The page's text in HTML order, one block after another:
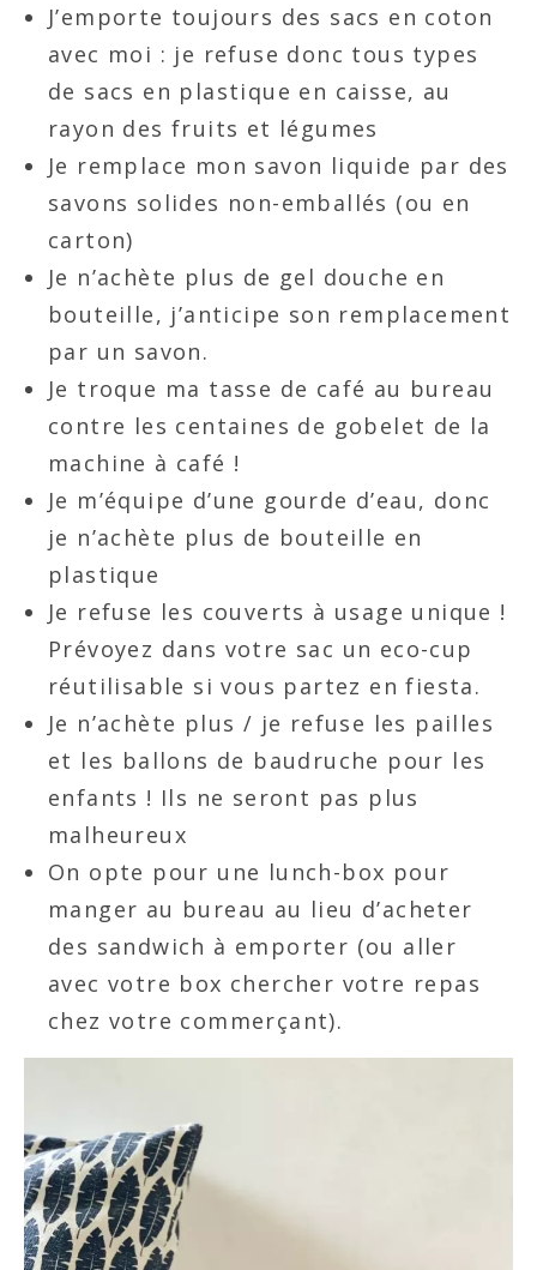
J’emporte toujours des sacs en coton
avec moi : je refuse donc tous types
de sacs en plastique en caisse, au
rayon des fruits et légumes
Je remplace mon savon liquide par des
savons solides non-emballés (ou en
carton)
Je n’achète plus de gel douche en
bouteille, j’anticipe son remplacement
par un savon.
Je troque ma tasse de café au bureau
contre les centaines de gobelet de la
machine à café !
Je m’équipe d’une gourde d’eau, donc
je n’achète plus de bouteille en
plastique
Je refuse les couverts à usage unique !
Prévoyez dans votre sac un eco-cup
réutilisable si vous partez en fiesta.
Je n’achète plus / je refuse les pailles
et les ballons de baudruche pour les
enfants ! Ils ne seront pas plus
malheureux
On opte pour une lunch-box pour
manger au bureau au lieu d’acheter
des sandwich à emporter (ou aller
avec votre box chercher votre repas
chez votre commerçant).